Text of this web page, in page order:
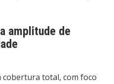
amplitude de
total, com foco